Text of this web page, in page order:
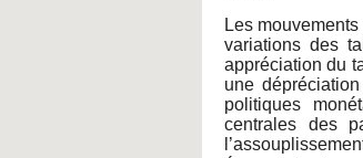
Les
variations des
appréciation du
une
politiques
centrales des